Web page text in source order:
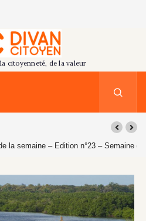
n°23 – Semaine du 26 juillet au 1er